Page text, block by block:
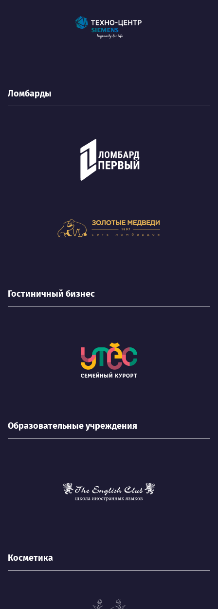
Ломбарды
Гостиничный бизнес
Образовательные учреждения
Косметика